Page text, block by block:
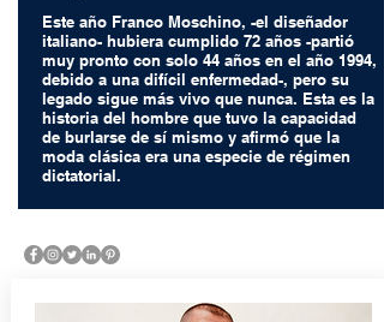
Este año Franco Moschino, -el diseñador
italiano- hubiera cumplido 72 años -partió
muy pronto con solo 44 años en el año 1994,
debido a una difícil enfermedad-, pero su
legado sigue más vivo que nunca. Esta es la
historia del hombre que tuvo la capacidad
de burlarse de sí mismo y afirmó que la
moda clásica era una especie de régimen
dictatorial.